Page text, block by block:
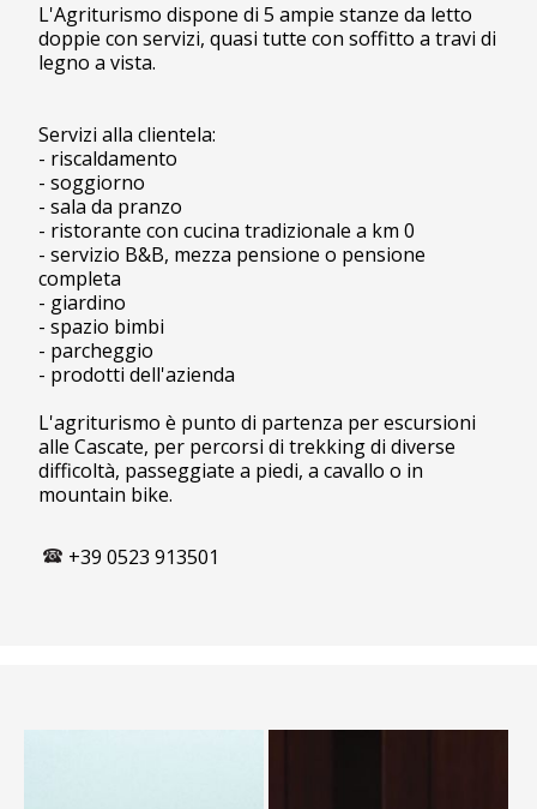
L'Agriturismo dispone di 5 ampie stanze da letto
doppie con servizi, quasi tutte con soffitto a travi di
legno a vista.
Servizi alla clientela:
- riscaldamento
- soggiorno
- sala da pranzo
- ristorante con cucina tradizionale a km 0
- servizio B&B, mezza pensione o pensione
completa
- giardino
- spazio bimbi
- parcheggio
- prodotti dell'azienda
L'agriturismo è punto di partenza per escursioni
alle Cascate, per percorsi di trekking di diverse
difficoltà, passeggiate a piedi, a cavallo o in
mountain bike.
+39 0523 913501